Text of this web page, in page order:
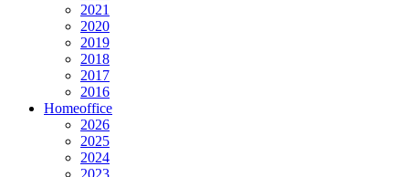
2021
2020
2019
2018
2017
2016
Homeoffice
2026
2025
2024
2023